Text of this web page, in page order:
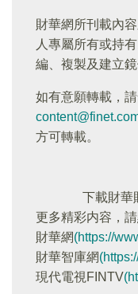
財華網所刊載內
人專屬所有或持
編、複製及建立鏡
如有意願轉載，
方可轉載。
下載財華
更多精彩内容，請
財華網(https://
財華智庫網
現代電視FINTV